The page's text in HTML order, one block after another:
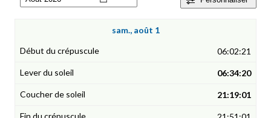
sam., août 1
06:02:21
06:34:20
21:19:01